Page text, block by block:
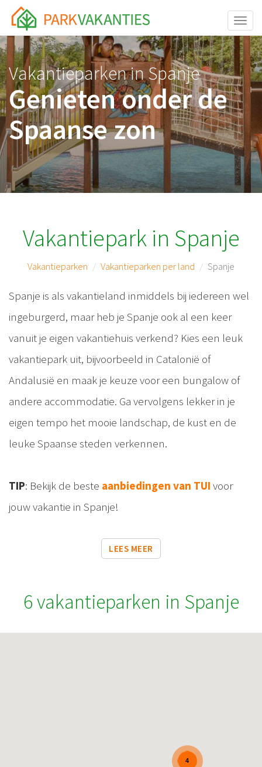
<body id="page-top">
Vakantieparken in Spanje
Genieten onder de
Spaanse zon
Vakantiepark in Spanje
Vakantieparken Vakantieparken per land Spanje
Spanje is als vakantieland inmiddels bij iedereen wel
ingeburgerd, maar heb je Spanje ook al een keer
vanuit je eigen vakantiehuis verkend? Kies een leuk
vakantiepark uit, bijvoorbeeld in Catalonië of
Andalusië en maak je keuze voor een bungalow of
andere accommodatie. Ga vervolgens lekker in je
eigen tempo het mooie landschap, de kust en de
leuke Spaanse steden verkennen.
TIP: Bekijk de beste aanbiedingen van TUI voor
jouw vakantie in Spanje!
LEES MEER
6 vakantieparken in Spanje
4